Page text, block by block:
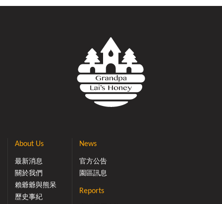
About Us
最新消息
關於我們
賴爺爺與熊呆
歷史事紀
News
官方公告
園區訊息
Reports